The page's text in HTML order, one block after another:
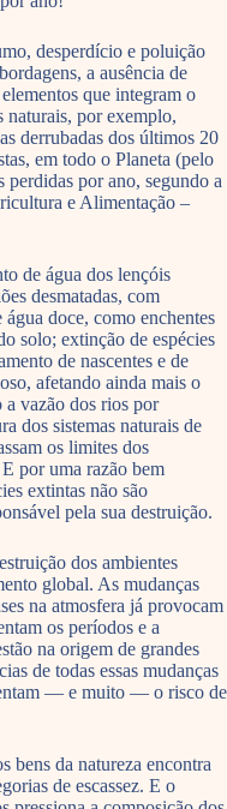
desperdício e poluição
a ausência de
que integram o
naturais, por exemplo,
derrubadas dos últimos 20
em todo o Planeta (pelo
perdidas por ano, segundo a
e Alimentação –
de água dos lençóis
desmatadas, com
água doce, como enchentes
solo; extinção de espécies
de nascentes e de
afetando ainda mais o
vazão dos rios por
dos sistemas naturais de
os limites dos
por uma razão bem
extintas não são
pela sua destruição.
dos ambientes
global. As mudanças
na atmosfera já provocam
os períodos e a
na origem de grandes
de todas essas mudanças
— e muito — o risco de
bens da natureza encontra
de escassez. E o